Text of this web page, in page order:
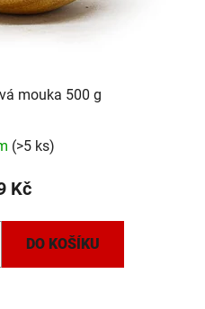
mouka 500 g
(>5 ks)
Kč
DO KOŠÍKU